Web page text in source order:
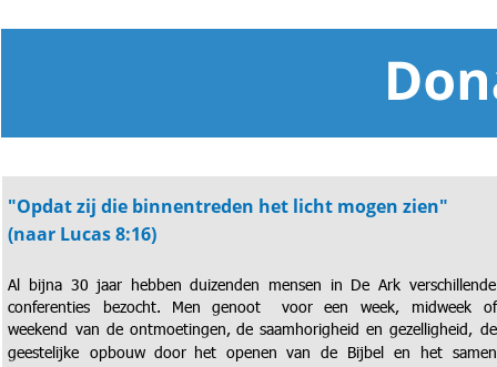
"Opdat zij die binnentreden het licht mogen zien"
(naar Lucas 8:16)
Al bijna 30 jaar hebben duizenden mensen in De Ark
conferenties
bezocht. Men genoot voor een week, midweek
weekend van de ontmoetingen, de saamhorigheid en gezelligheid,
geestelijke opbouw door het openen van de Bijbel en het